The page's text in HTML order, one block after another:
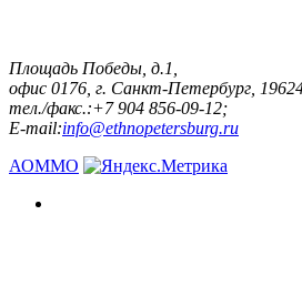
Площадь Победы, д.1,
офис 0176, г. Санкт-Петербург,
тел./факс.:+7 904 856-09-12;
E-mail:info@ethnopetersburg.ru
АОММО